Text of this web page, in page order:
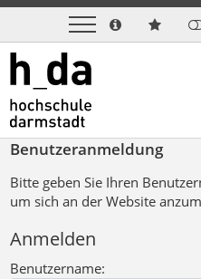
Benutzeranmeldung
Bitte geben Sie Ihren
um sich an der Website
Anmelden
Benutzername: